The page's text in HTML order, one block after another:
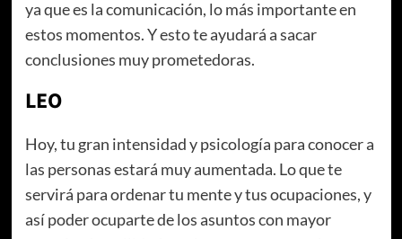
ya que es la comunicación, lo más importante en
estos momentos. Y esto te ayudará a sacar
conclusiones muy prometedoras.
LEO
Hoy, tu gran intensidad y psicología para conocer a
las personas estará muy aumentada. Lo que te
servirá para ordenar tu mente y tus ocupaciones, y
así poder ocuparte de los asuntos con mayor